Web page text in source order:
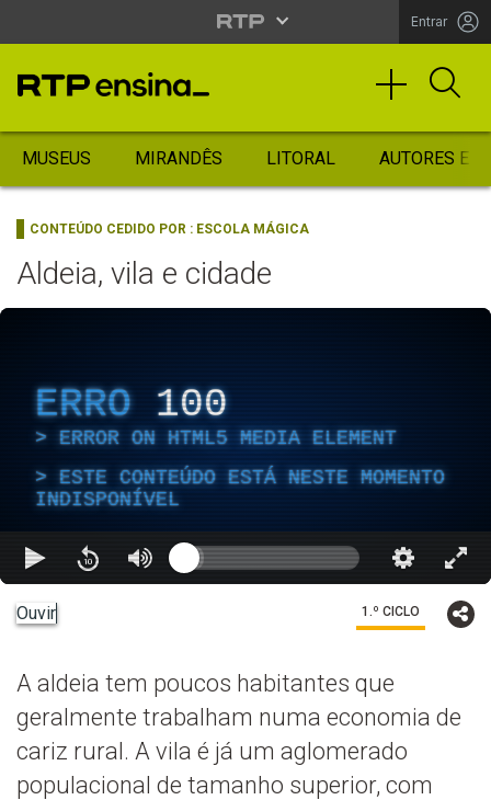
Entrar
MUSEUS MIRANDÊS LITORAL AUTORES
CONTEÚDO CEDIDO POR : ESCOLA MÁGICA
Aldeia, vila e cidade
ERRO 100
ERROR ON HTML5 MEDIA ELEMENT
ESTE CONTEÚDO ESTÁ NESTE MOMENTO
INDISPONÍVEL
Ouvir 1.º CICLO
A aldeia tem poucos habitantes que
geralmente trabalham numa economia de
cariz rural. A vila é já um aglomerado
populacional de tamanho superior, com